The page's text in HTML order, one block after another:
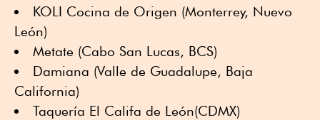
KOLI Cocina de Origen (Monterrey, Nuevo
León)
Metate (Cabo San Lucas, BCS)
Damiana (Valle de Guadalupe, Baja
California)
Taquería El Califa de León(CDMX)